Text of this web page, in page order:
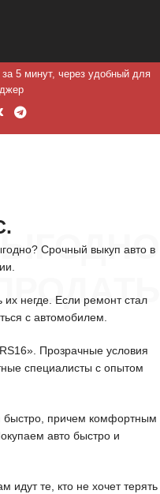
5 минут, через удобный для
Срочный выкуп авто в
их негде. Если ремонт стал
с автомобилем.
Прозрачные условия
специалисты с опытом
быстро, причем комфортным
авто быстро и
идут те, кто не хочет терять